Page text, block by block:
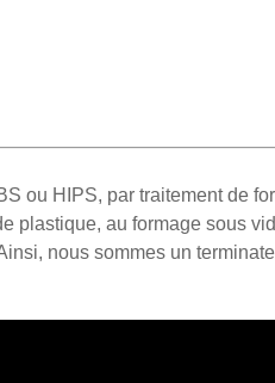
ou HIPS, par traitement de
plastique, au formage sous
nous sommes un